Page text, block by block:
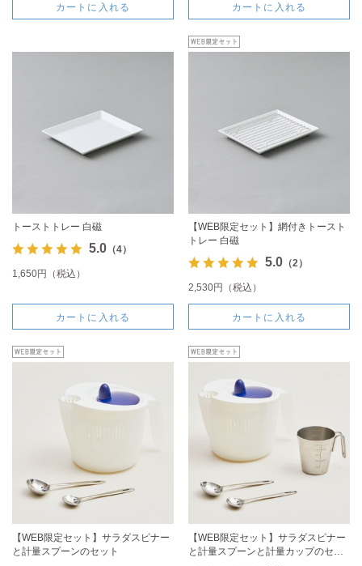
カートに入れる カートに入れる
トーストトレー 白磁
5.0（4）
1,650円（税込）
カートに入れる
【WEB限定セット】網付きトースト
トレー 白磁
5.0（2）
2,530円（税込）
カートに入れる
【WEB限定セット】サラダスピナー
と計量スプーンのセット
【WEB限定セット】サラダスピナー
と計量スプーンと計量カップのセッ